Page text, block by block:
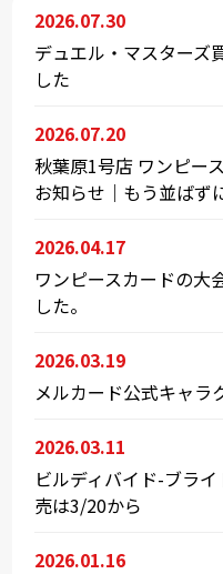
2026.07.30
デュエル・マスターズ
した
2026.07.20
秋葉原1号店 ワンピー
お知らせ｜もう並ばず
2026.04.17
ワンピースカードの大
した。
2026.03.19
メルカード公式キャラ
2026.03.11
ビルディバイド-ブラ
売は3/20から
2026.01.16